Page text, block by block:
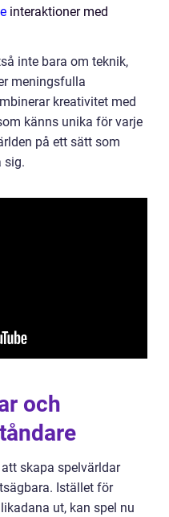
interaktioner med
inte bara om teknik,
meningsfulla
kreativitet med
känns unika för varje
på ett sätt som
sig.
och
skapa spelvärldar
Istället för
ut, kan spel nu